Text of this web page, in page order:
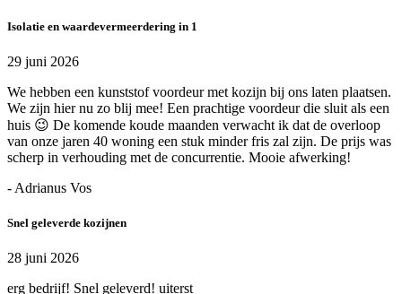
Isolatie en waardevermeerdering in 1
29 juni 2026
We hebben een kunststof voordeur met kozijn bij ons laten plaatsen.
We zijn hier nu zo blij mee! Een prachtige voordeur die sluit als een
huis 😉 De komende koude maanden verwacht ik dat de overloop
van onze jaren 40 woning een stuk minder fris zal zijn. De prijs was
scherp in verhouding met de concurrentie. Mooie afwerking!
- Adrianus Vos
Snel geleverde kozijnen
28 juni 2026
erg bedrijf! Snel geleverd! uiterst